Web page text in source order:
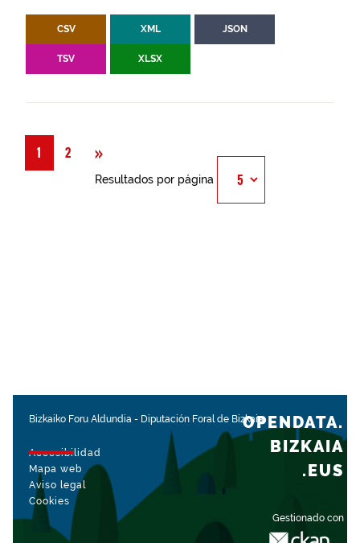
CSV XML JSON
TSV XLSX
1 2 »
Resultados por página
Bizkaiko Foru Aldundia - Diputación Foral de Bizkaia
Accesibilidad
Mapa web
Aviso legal
Cookies
Gestionado con
OPENDATA.
BIZKAIA
.EUS